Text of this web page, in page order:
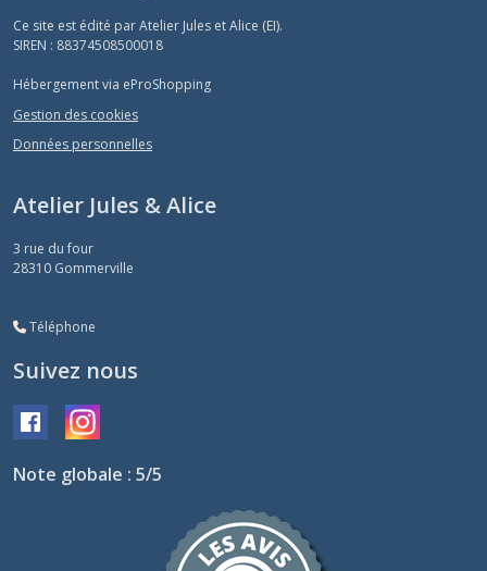
Ce site est édité par Atelier Jules et Alice (EI).
SIREN : 88374508500018
Hébergement via eProShopping
Gestion des cookies
Données personnelles
Atelier Jules & Alice
3 rue du four
28310 Gommerville
Téléphone
Suivez nous
Note globale : 5/5